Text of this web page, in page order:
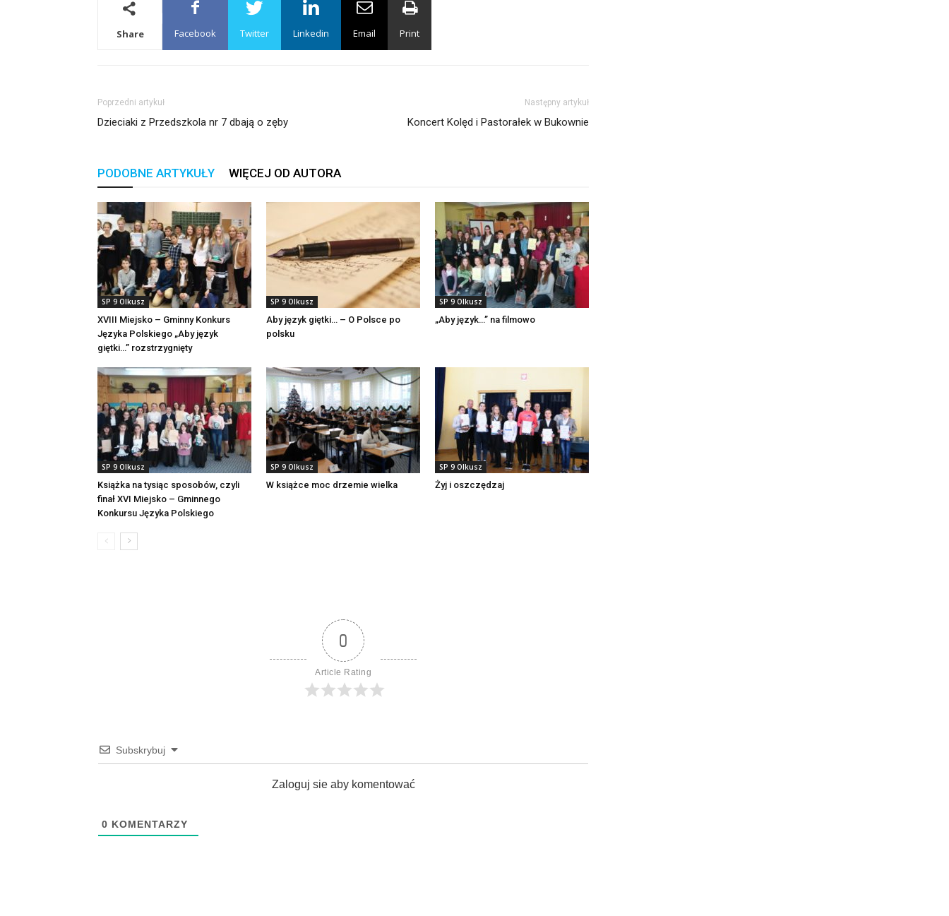
Share Facebook Twitter Linkedin Email Print
Poprzedni artykuł
Dzieciaki z Przedszkola nr 7 dbają o zęby
Następny artykuł
Koncert Kolęd i Pastorałek w Bukownie
PODOBNE ARTYKUŁY WIĘCEJ OD AUTORA
SP 9 Olkusz
XVIII Miejsko – Gminny Konkurs
Języka Polskiego „Aby język
giętki…” rozstrzygnięty
SP 9 Olkusz
Aby język giętki… – O Polsce po
polsku
SP 9 Olkusz
„Aby język…” na filmowo
SP 9 Olkusz
Książka na tysiąc sposobów, czyli
finał XVI Miejsko – Gminnego
Konkursu Języka Polskiego
SP 9 Olkusz
W książce moc drzemie wielka
SP 9 Olkusz
Żyj i oszczędzaj
0
Article Rating
Subskrybuj
Zaloguj sie aby komentować
0 KOMENTARZY